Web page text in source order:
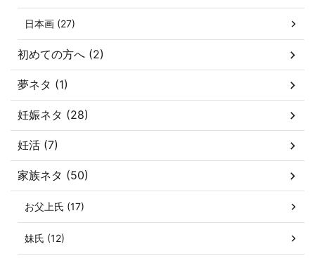
日本画 (27)
初めての方へ (2)
夢ネタ (1)
妊娠ネタ (28)
妊活 (7)
家族ネタ (50)
お父上氏 (17)
妹氏 (12)